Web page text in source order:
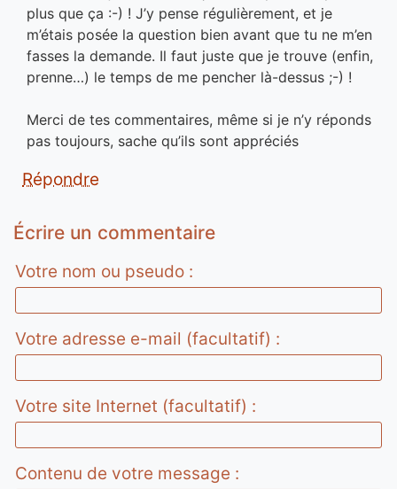
plus que ça :-) ! J’y pense régulièrement, et je
m’étais posée la question bien avant que tu ne m’en
fasses la demande. Il faut juste que je trouve (enfin,
prenne…) le temps de me pencher là-dessus ;-) !
Merci de tes commentaires, même si je n’y réponds
pas toujours, sache qu’ils sont appréciés
Répondre
Écrire un commentaire
Votre nom ou pseudo :
Votre adresse e-mail (facultatif) :
Votre site Internet (facultatif) :
Contenu de votre message :